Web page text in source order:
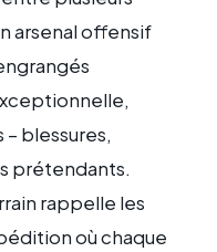
arsenal offensif
blessures,
prétendants.
rappelle les
où chaque